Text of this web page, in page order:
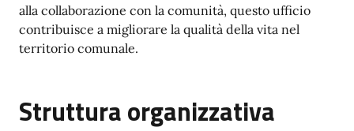
alla collaborazione con la comunità, questo ufficio
contribuisce a migliorare la qualità della vita nel
territorio comunale.
Struttura organizzativa